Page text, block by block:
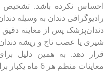
احساس نکرده باشد. تشخیص
رادیوگرافی دندان به وسیله
دندان‌پزشک پس از معاینه
شیری یا عصب تاج و ریشه
قرار دهد. به همین دلیل
معاینات منظم هر 6 ماه یکبار برای همه کودکان توصیه می‌شود.